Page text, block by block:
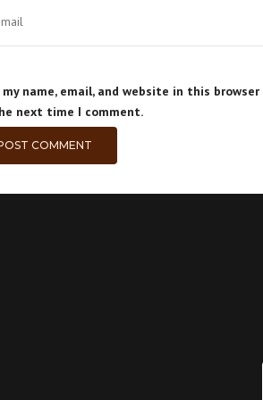
my name, email, and website in this browser
next time I comment.